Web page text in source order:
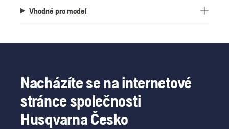
Vhodné pro model
Nacházíte se na internetové
stránce společnosti
Husqvarna Česko